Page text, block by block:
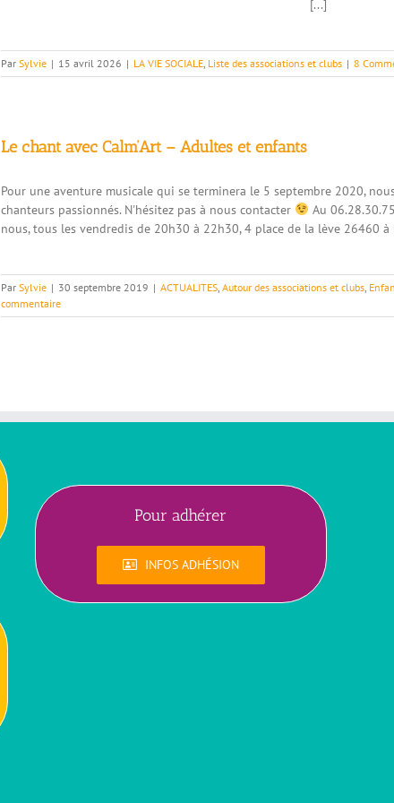
[...]
ParSylvie | 15 avril 2026 | LA VIE SOCIALE Liste des associations et clubs | 8
Le chant avec Calm’Art – Adultes et enfants
Pour une aventure musicale qui se terminera le 5 septembre 2020,
chanteurs passionnés. N'hésitez pas à nous contacter
Au
nous, tous les vendredis de 20h30 à 22h30, 4 place de la lève 26460
ParSylvie | 30 septembre 2019 | ACTUALITES ,Autour des associations et clubs
commentaire
Pour adhérer
INFOS ADHÉSION